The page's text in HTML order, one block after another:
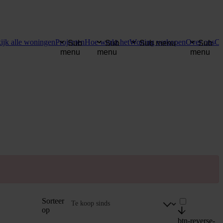
alle woningenProjecten
Sub
menu
Hoe werkt het
Sub
menu
Woning verkopen
Sub menu Over ons
Sub
menu
Sorteer
op
btn-reverse-